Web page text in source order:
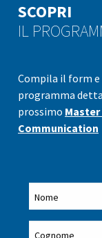
SCOPRI
IL
Compila il form
programma
prossimo
Communication